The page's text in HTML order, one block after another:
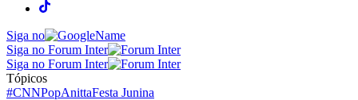
Siga no
Siga no Forum Inter
Siga no Forum Inter
Tópicos
#CNNPopAnittaFesta Junina